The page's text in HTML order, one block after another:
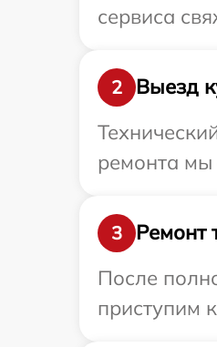
сервиса
2
Выезд
ремонта мы
3
Ремонт
После
приступим